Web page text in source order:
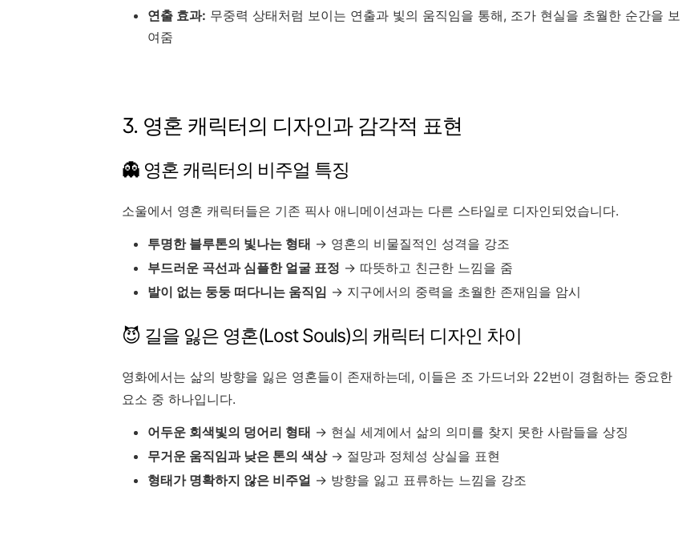
연출 효과: 무중력 상태처럼 보이는 연출과 빛의 움직임을 통해, 조가 현실을 초월한 순간을 보
여줌
3. 영혼 캐릭터의 디자인과 감각적 표현
👻 영혼 캐릭터의 비주얼 특징
소울에서 영혼 캐릭터들은 기존 픽사 애니메이션과는 다른 스타일로 디자인되었습니다.
투명한 블루톤의 빛나는 형태 → 영혼의 비물질적인 성격을 강조
부드러운 곡선과 심플한 얼굴 표정 → 따뜻하고 친근한 느낌을 줌
발이 없는 둥둥 떠다니는 움직임 → 지구에서의 중력을 초월한 존재임을 암시
😈 길을 잃은 영혼(Lost Souls)의 캐릭터 디자인 차이
영화에서는 삶의 방향을 잃은 영혼들이 존재하는데, 이들은 조 가드너와 22번이 경험하는 중요한
요소 중 하나입니다.
어두운 회색빛의 덩어리 형태 → 현실 세계에서 삶의 의미를 찾지 못한 사람들을 상징
무거운 움직임과 낮은 톤의 색상→ 절망과 정체성 상실을 표현
형태가 명확하지 않은 비주얼 → 방향을 잃고 표류하는 느낌을 강조